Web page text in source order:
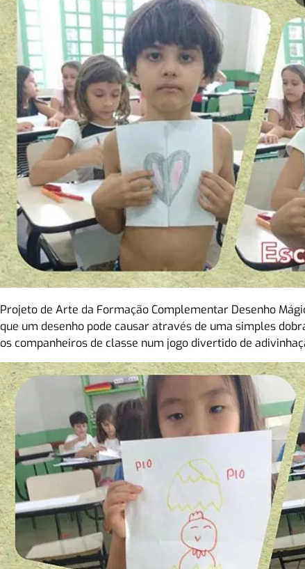
Projeto de Arte da Formação Complementar Desenho
que um desenho pode causar através de uma simples
os companheiros de classe num jogo divertido de